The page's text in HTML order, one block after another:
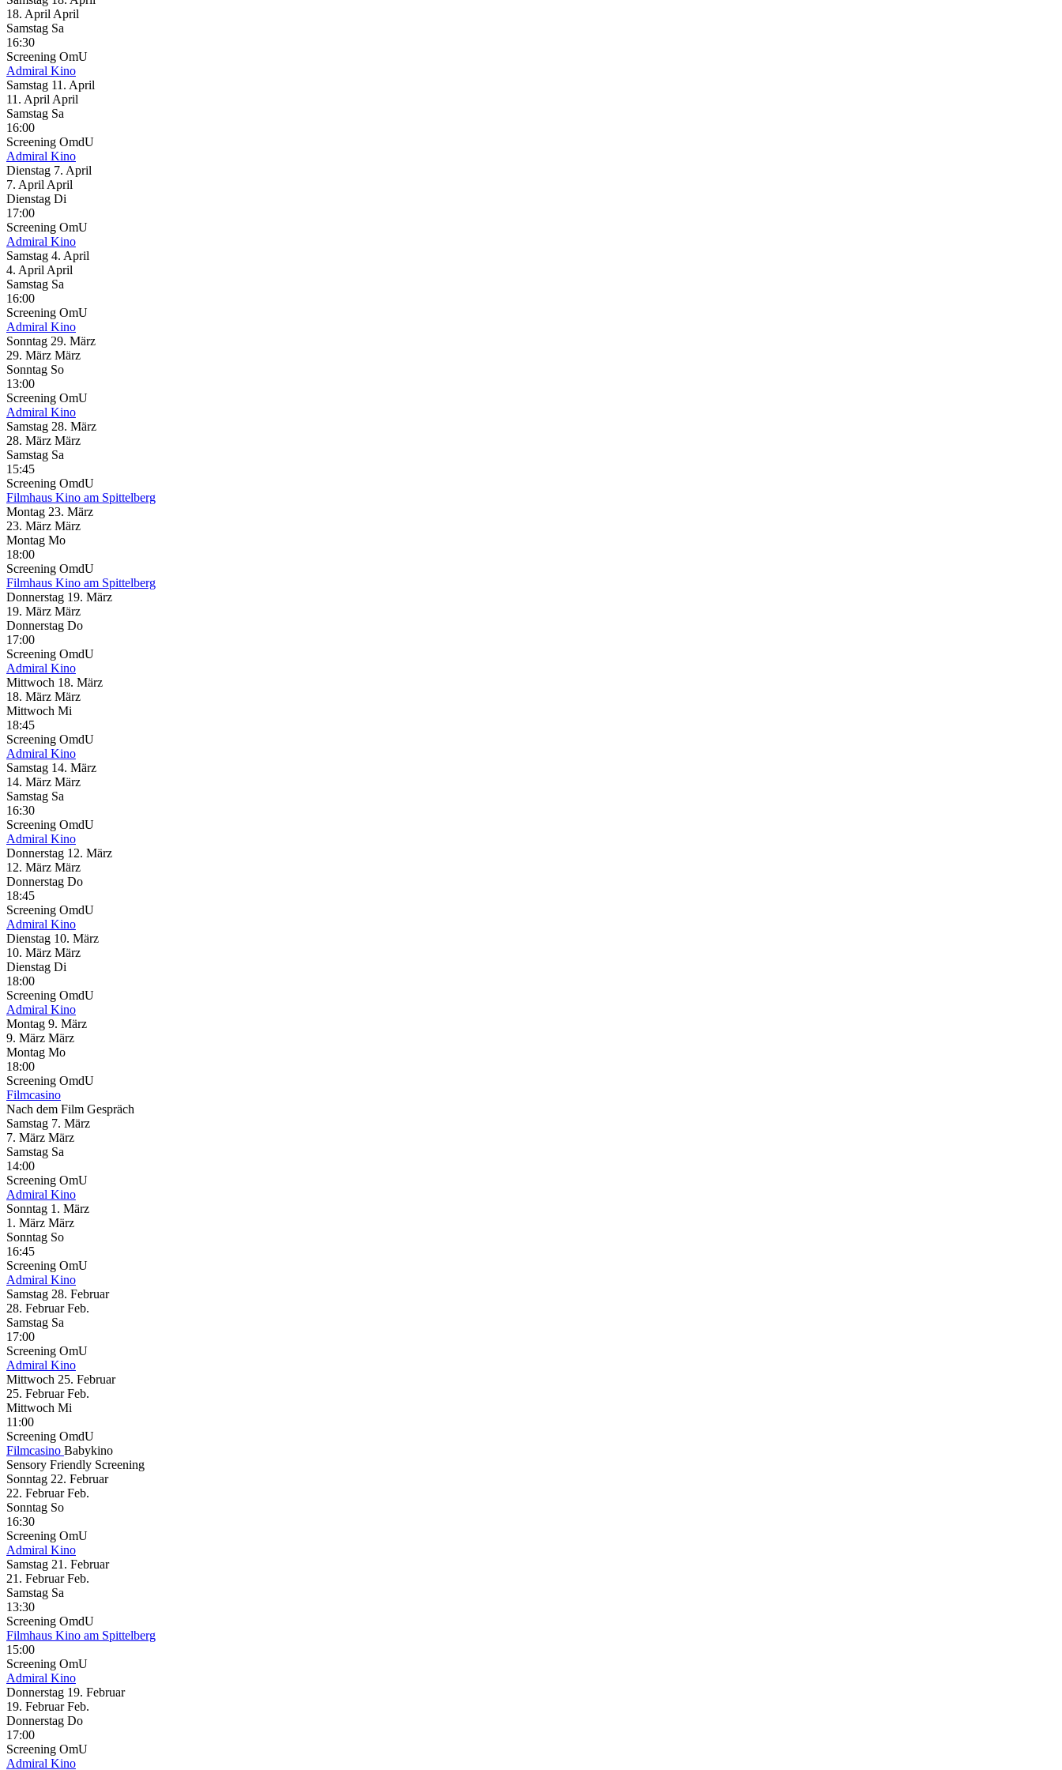
18. April April
Samstag Sa
16:30
Screening OmU
Admiral Kino
Samstag 11. April
11. April April
Samstag Sa
16:00
Screening OmdU
Admiral Kino
Dienstag 7. April
7. April April
Dienstag Di
17:00
Screening OmU
Admiral Kino
Samstag 4. April
4. April April
Samstag Sa
16:00
Screening OmU
Admiral Kino
Sonntag 29. März
29. März März
Sonntag So
13:00
Screening OmU
Admiral Kino
Samstag 28. März
28. März März
Samstag Sa
15:45
Screening OmdU
Filmhaus Kino am Spittelberg
Montag 23. März
23. März März
Montag Mo
18:00
Screening OmdU
Filmhaus Kino am Spittelberg
Donnerstag 19. März
19. März März
Donnerstag Do
17:00
Screening OmdU
Admiral Kino
Mittwoch 18. März
18. März März
Mittwoch Mi
18:45
Screening OmdU
Admiral Kino
Samstag 14. März
14. März März
Samstag Sa
16:30
Screening OmdU
Admiral Kino
Donnerstag 12. März
12. März März
Donnerstag Do
18:45
Screening OmdU
Admiral Kino
Dienstag 10. März
10. März März
Dienstag Di
18:00
Screening OmdU
Admiral Kino
Montag 9. März
9. März März
Montag Mo
18:00
Screening OmdU
Filmcasino
Nach dem Film Gespräch
Samstag 7. März
7. März März
Samstag Sa
14:00
Screening OmU
Admiral Kino
Sonntag 1. März
1. März März
Sonntag So
16:45
Screening OmU
Admiral Kino
Samstag 28. Februar
28. Februar Feb.
Samstag Sa
17:00
Screening OmU
Admiral Kino
Mittwoch 25. Februar
25. Februar Feb.
Mittwoch Mi
11:00
Screening OmdU
Filmcasino Babykino
Sensory Friendly Screening
Sonntag 22. Februar
22. Februar Feb.
Sonntag So
16:30
Screening OmU
Admiral Kino
Samstag 21. Februar
21. Februar Feb.
Samstag Sa
13:30
Screening OmdU
Filmhaus Kino am Spittelberg
15:00
Screening OmU
Admiral Kino
Donnerstag 19. Februar
19. Februar Feb.
Donnerstag Do
17:00
Screening OmU
Admiral Kino